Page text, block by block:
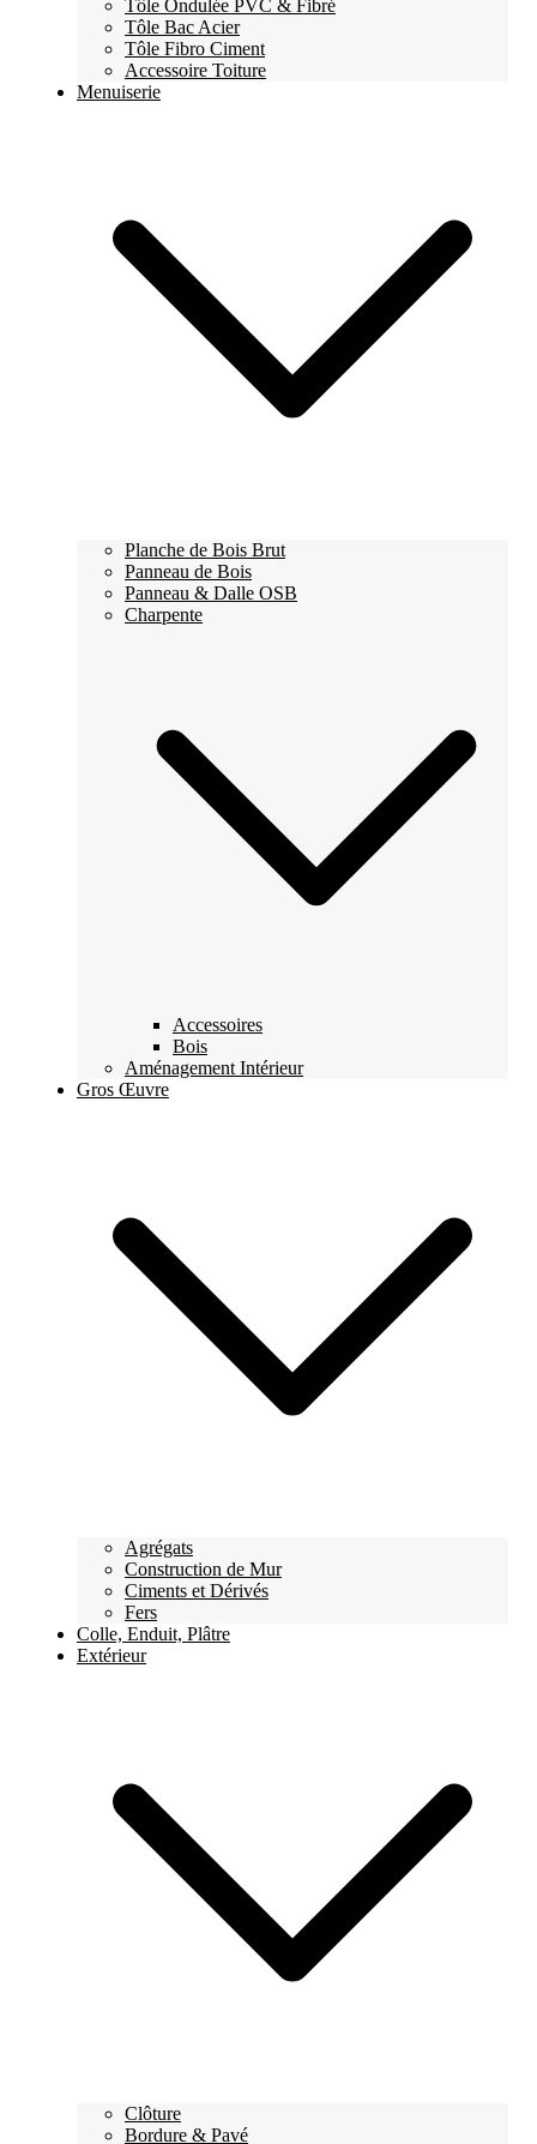
Tôle Ondulée PVC & Fibré
Tôle Bac Acier
Tôle Fibro Ciment
Accessoire Toiture
Menuiserie
Planche de Bois Brut
Panneau de Bois
Panneau & Dalle OSB
Charpente
Accessoires
Bois
Aménagement Intérieur
Gros Œuvre
Agrégats
Construction de Mur
Ciments et Dérivés
Fers
Colle, Enduit, Plâtre
Extérieur
Clôture
Bordure & Pavé